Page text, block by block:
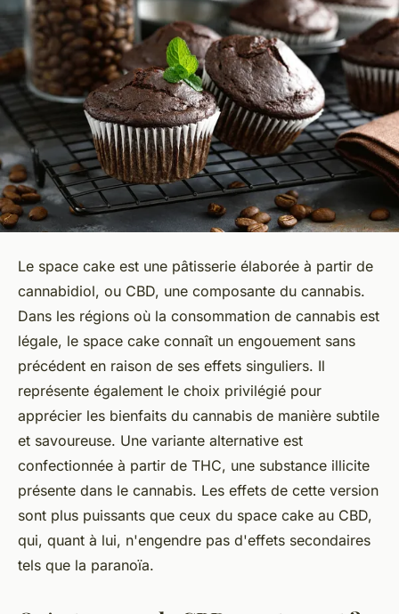
Le space cake est une pâtisserie élaborée à partir de
cannabidiol, ou CBD, une composante du cannabis.
Dans les régions où la consommation de cannabis est
légale, le space cake connaît un engouement sans
précédent en raison de ses effets singuliers. Il
représente également le choix privilégié pour
apprécier les bienfaits du cannabis de manière subtile
et savoureuse. Une variante alternative est
confectionnée à partir de THC, une substance illicite
présente dans le cannabis. Les effets de cette version
sont plus puissants que ceux du space cake au CBD,
qui, quant à lui, n'engendre pas d'effets secondaires
tels que la paranoïa.